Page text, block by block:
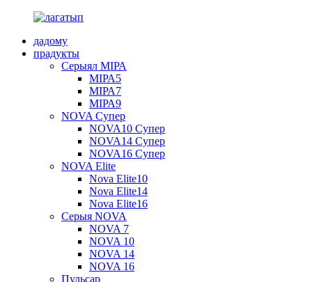
дадому
прадукты
Серыял МІРА
МІРА5
МІРА7
МІРА9
NOVA Супер
NOVA10 Супер
NOVA14 Супер
NOVA16 Супер
NOVA Elite
Nova Elite10
Nova Elite14
Nova Elite16
Серыя NOVA
NOVA 7
NOVA 10
NOVA 14
NOVA 16
Пульсар